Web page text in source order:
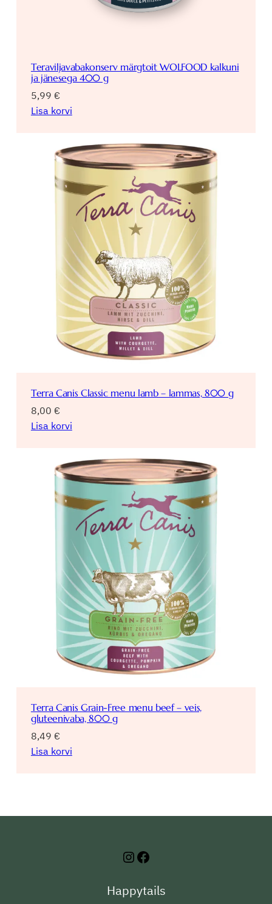
Teraviljavabakonserv märgtoit WOLFOOD kalkuni
ja jänesega 400 g
5,99 €
Lisa korvi
Terra Canis Classic menu lamb – lammas, 800 g
8,00 €
Lisa korvi
Terra Canis Grain-Free menu beef – veis,
gluteenivaba, 800 g
8,49 €
Lisa korvi
Instagram
Facebook
Happytails